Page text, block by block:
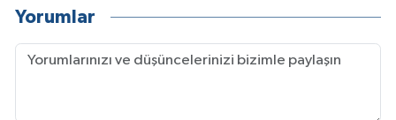
Yorumlar